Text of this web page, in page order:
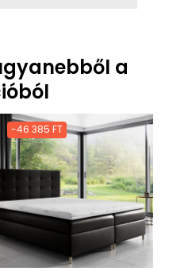
a
-46 385 FT